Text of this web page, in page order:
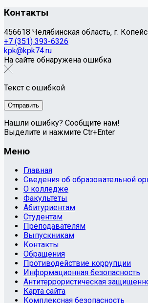
Контакты
456618 Челябинская область, г.
+7 (351) 393-6326
kpk@kpk74.ru
На сайте обнаружена ошибка
Текст с ошибкой
Нашли ошибку? Сообщите нам!
Выделите и нажмите Ctr+Enter
Меню
Главная
Сведения об образовательной
О колледже
Факультеты
Абитуриентам
Студентам
Преподавателям
Выпускникам
Контакты
Обращения
Противодействие коррупции
Информационная безопасность
Антитеррористическая
Карта сайта
Комплексная безопасность